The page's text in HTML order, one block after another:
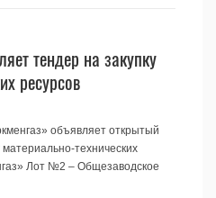
тендер на закупку
ресурсов
объявляет открытый
технических
Лот №2 – Общезаводское